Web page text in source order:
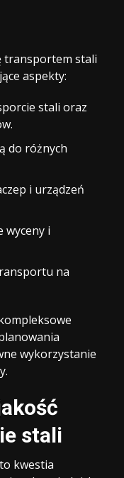
transportem stali
aspekty:
stali oraz
do różnych
i urządzeń
wyceny i
na
wykorzystanie
stali
kwestia